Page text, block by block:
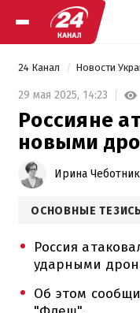
24 Канал Новости
29 мая 2025, 14:23
Россияне
новыми
Ирина
ОСНОВНЫЕ
Россия
ударными
Об этом